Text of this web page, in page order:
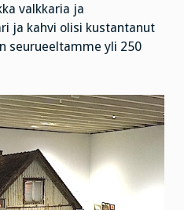
valkkaria ja
ja kahvi olisi kustantanut
seurueeltamme yli 250